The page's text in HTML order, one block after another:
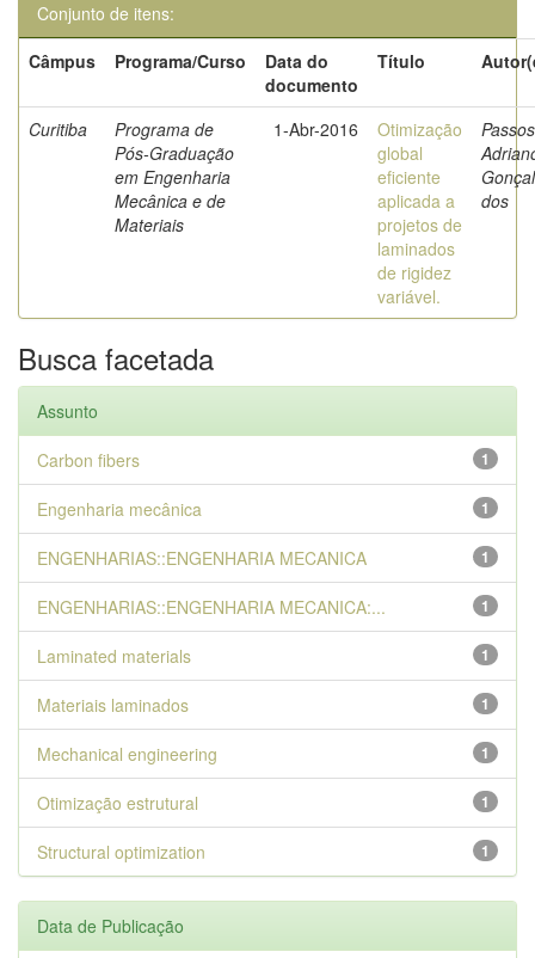
Conjunto de itens:
Câmpus
Programa/Curso
Data do
documento
Título
Curitiba
Programa de
Pós-Graduação
em Engenharia
Mecânica e de
Materiais
1-Abr-2016
Otimização
global
eficiente
aplicada a
projetos de
laminados
de rigidez
variável.
dos
Busca facetada
Assunto
1
Carbon fibers
1
Engenharia mecânica
1
ENGENHARIAS::ENGENHARIA MECANICA
1
ENGENHARIAS::ENGENHARIA MECANICA:...
1
Laminated materials
1
Materiais laminados
1
Mechanical engineering
1
Otimização estrutural
1
Structural optimization
Data de Publicação